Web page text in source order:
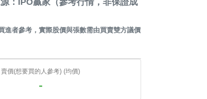
源：IPO贏家（參考行情，非保證成
進者參考，實際股價與張數需由買賣雙方議價
賣價(想要買的人參考) (均價)
-